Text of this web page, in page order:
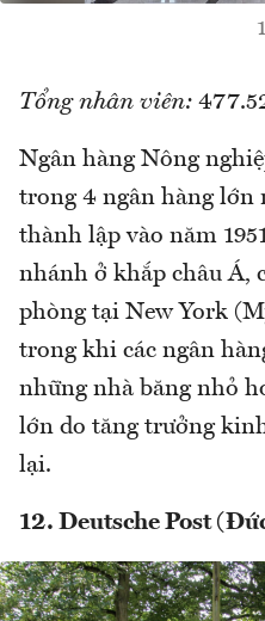
Tổng nhân viên:
Ngân hàng Nông
trong 4 ngân hàng lớn
thành lập vào năm
nhánh ở khắp châu Á,
phòng tại New York
trong khi các ngân
những nhà băng nhỏ
lớn do tăng trưởng
lại.
12. Deutsche Post